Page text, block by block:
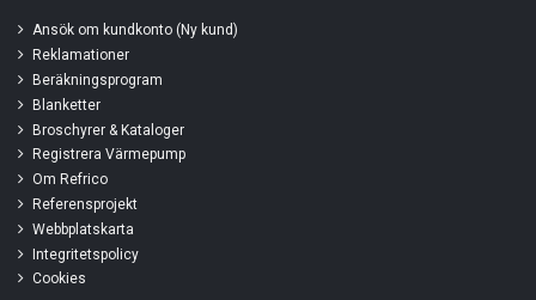
Ansök om kundkonto (Ny kund)
Reklamationer
Beräkningsprogram
Blanketter
Broschyrer & Kataloger
Registrera Värmepump
Om Refrico
Referensprojekt
Webbplatskarta
Integritetspolicy
Cookies